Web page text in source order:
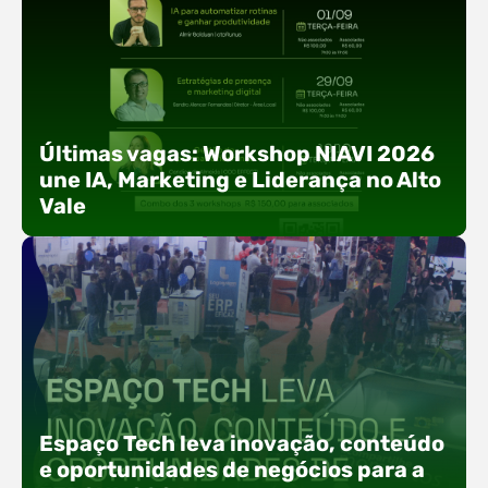
Últimas vagas: Workshop NIAVI 2026
une IA, Marketing e Liderança no Alto
Vale
Com o objetivo de impulsionar a produtividade, a
presença digital e a gestão nas empresas do
Alto Vale, o Núcleo de Tecnologia da Informação
(NIAVI), Polo ACATE-ACIRS, realiza a edição
Espaço Tech leva inovação, conteúdo
e oportunidades de negócios para a